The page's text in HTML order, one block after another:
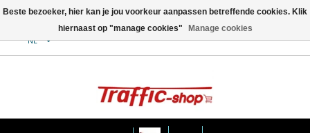
NL
Beste bezoeker, hier kan je jou voorkeur aanpassen betreffende cookies. Klik
hiernaast op "manage cookies"
Manage cookies